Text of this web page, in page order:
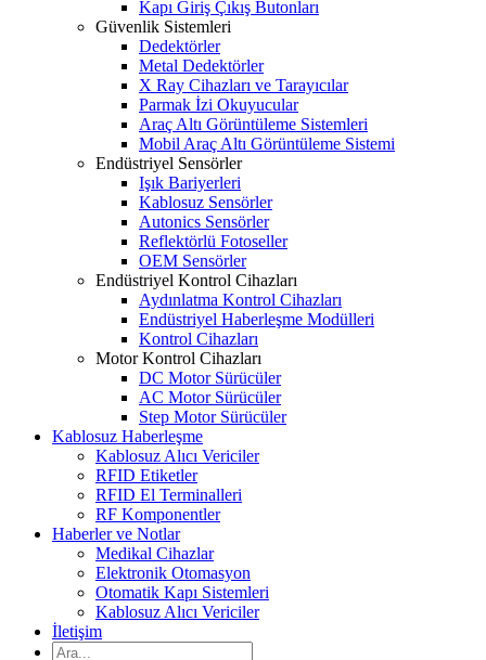
Kapı Giriş Çıkış Butonları
Güvenlik Sistemleri
Dedektörler
Metal Dedektörler
X Ray Cihazları ve Tarayıcılar
Parmak İzi Okuyucular
Araç Altı Görüntüleme Sistemleri
Mobil Araç Altı Görüntüleme Sistemi
Endüstriyel Sensörler
Işık Bariyerleri
Kablosuz Sensörler
Autonics Sensörler
Reflektörlü Fotoseller
OEM Sensörler
Endüstriyel Kontrol Cihazları
Aydınlatma Kontrol Cihazları
Endüstriyel Haberleşme Modülleri
Kontrol Cihazları
Motor Kontrol Cihazları
DC Motor Sürücüler
AC Motor Sürücüler
Step Motor Sürücüler
Kablosuz Haberleşme
Kablosuz Alıcı Vericiler
RFID Etiketler
RFID El Terminalleri
RF Komponentler
Haberler ve Notlar
Medikal Cihazlar
Elektronik Otomasyon
Otomatik Kapı Sistemleri
Kablosuz Alıcı Vericiler
İletişim
Ara: